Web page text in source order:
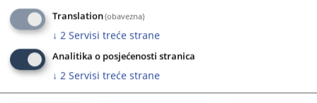
Translation(obavezna)
↓ 2 Servisi treće strane
Analitika o posjećenosti stranica
↓ 2 Servisi treće strane